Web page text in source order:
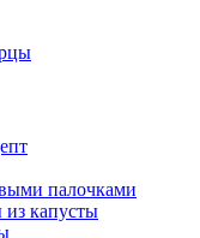
палочками
из капусты